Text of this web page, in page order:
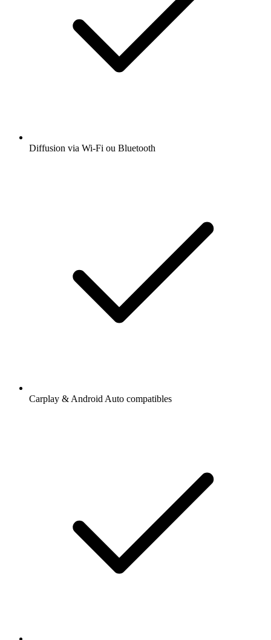
Diffusion via Wi-Fi ou Bluetooth
Carplay & Android Auto compatibles